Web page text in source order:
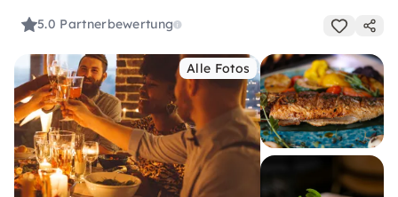
5.0 Partnerbewertung
Alle Fotos